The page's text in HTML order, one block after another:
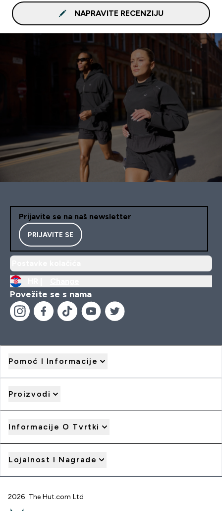
NAPRAVITE RECENZIJU
Prijavite se na naš newsletter
PRIJAVITE SE
Povežite se s nama
Pomoć I Informacije
Proizvodi
Informacije O Tvrtki
Lojalnost I Nagrade
2026 The Hut.com Ltd